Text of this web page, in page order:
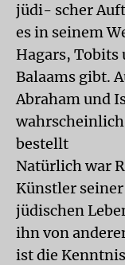
jüdi- scher
es in seinem
Hagars, Tobits
Balaams gibt.
Abraham und
bestellt
Natürlich war
Künstler seiner
jüdischen
ihn von
ist die